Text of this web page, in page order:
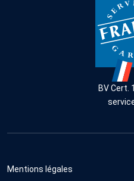
BV Cert.
Mentions légales